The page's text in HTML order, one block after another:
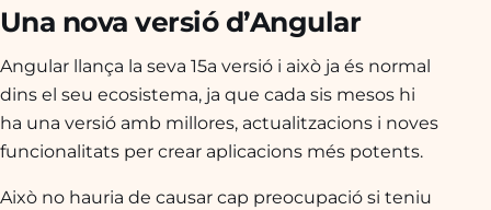
Una nova versió d’Angular
Angular llança la seva 15a versió i això ja és normal
dins el seu ecosistema, ja que cada sis mesos hi
ha una versió amb millores, actualitzacions i noves
funcionalitats per crear aplicacions més potents.
Això no hauria de causar cap preocupació si teniu